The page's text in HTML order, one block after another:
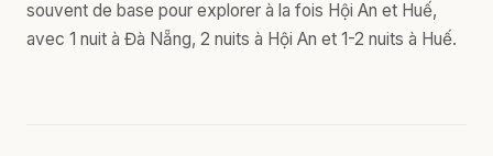
souvent de base pour explorer à la fois Hội An et Huế,
avec 1 nuit à Đà Nẵng, 2 nuits à Hội An et 1-2 nuits à Huế.